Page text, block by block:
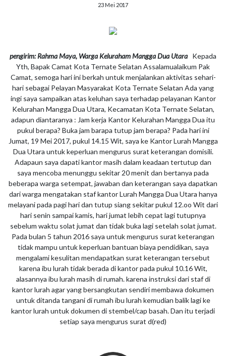
23 Mei 2017
pengirim: Rahma Maya, Warga Keluraham Mangga Dua Utara Kepada
Yth, Bapak Camat Kota Ternate Selatan Assalamualaikum Pak
Camat, semoga hari ini berkah untuk menjalankan aktivitas sehari-
hari sebagai Pelayan Masyarakat Kota Ternate Selatan Ada yang
ingi saya sampaikan atas keluhan saya terhadap pelayanan Kantor
Kelurahan Mangga Dua Utara, Kecamatan Kota Ternate Selatan,
adapun diantaranya : Jam kerja Kantor Kelurahan Mangga Dua itu
pukul berapa? Buka jam barapa tutup jam berapa? Pada hari ini
Jumat, 19 Mei 2017, pukul 14.15 Wit, saya ke Kantor Lurah Mangga
Dua Utara untuk keperluan mengurus surat keterangan domisili.
Adapaun saya dapati kantor masih dalam keadaan tertutup dan
saya mencoba menunggu sekitar 20 menit dan bertanya pada
beberapa warga setempat, jawaban dan keterangan saya dapatkan
dari warga mengatakan staf kantor Lurah Mangga Dua Utara hanya
melayani pada pagi hari dan tutup siang sekitar pukul 12.oo Wit dari
hari senin sampai kamis, hari jumat lebih cepat lagi tutupnya
sebelum waktu solat jumat dan tidak buka lagi setelah solat jumat.
Pada bulan 5 tahun 2016 saya untuk mengurus surat keterangan
tidak mampu untuk keperluan bantuan biaya pendidikan, saya
mengalami kesulitan mendapatkan surat keterangan tersebut
karena ibu lurah tidak berada di kantor pada pukul 10.16 Wit,
alasannya ibu lurah masih di rumah. karena instruksi dari staf di
kantor lurah agar yang bersangkutan sendiri membawa dokumen
untuk ditanda tangani di rumah ibu lurah kemudian balik lagi ke
kantor lurah untuk dokumen di stembel/cap basah. Dan itu terjadi
setiap saya mengurus surat d(red)